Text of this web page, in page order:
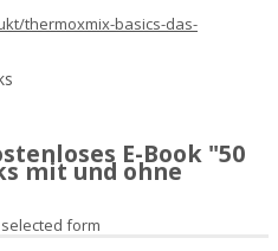
E-Book "50
mit und ohne
form